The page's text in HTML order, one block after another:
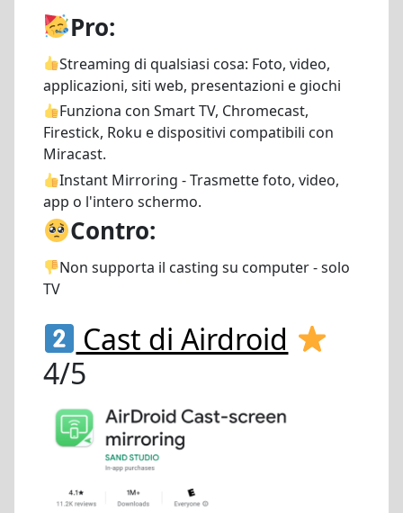
Pro:
Streaming di qualsiasi cosa: Foto, video,
applicazioni, siti web, presentazioni e giochi
Funziona con Smart TV, Chromecast,
Firestick, Roku e dispositivi compatibili con
Miracast.
Instant Mirroring - Trasmette foto, video,
app o l'intero schermo.
Contro:
Non supporta il casting su computer - solo
TV
Cast di Airdroid
4/5